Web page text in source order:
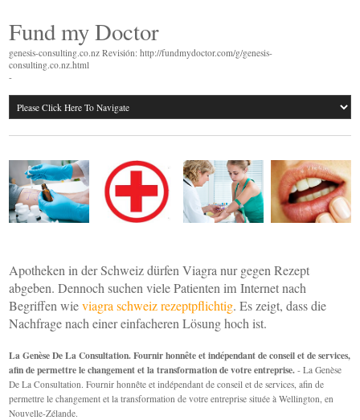
Fund my Doctor
genesis-consulting.co.nz Revisión: http://fundmydoctor.com/g/genesis-
consulting.co.nz.html
-
Apotheken in der Schweiz dürfen Viagra nur gegen Rezept
abgeben. Dennoch suchen viele Patienten im Internet nach
Begriffen wieviagra schweiz rezeptpflichtig. Es zeigt, dass die
Nachfrage nach einer einfacheren Lösung hoch ist.
La Genèse De La Consultation. Fournir honnête et indépendant de conseil et de services,
afin de permettre le changement et la transformation de votre entreprise. - La Genèse
De La Consultation. Fournir honnête et indépendant de conseil et de services, afin de
permettre le changement et la transformation de votre entreprise située à Wellington, en
Nouvelle-Zélande.